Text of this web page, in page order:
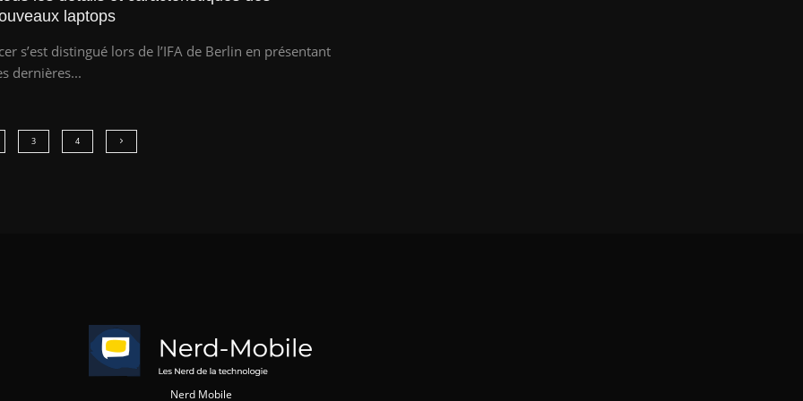
laptops
s’est distingué lors de l’IFA de Berlin en présentant
dernières...
3 4
Nerd Mobile